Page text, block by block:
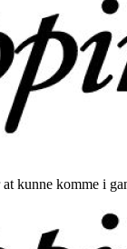
kunne komme i